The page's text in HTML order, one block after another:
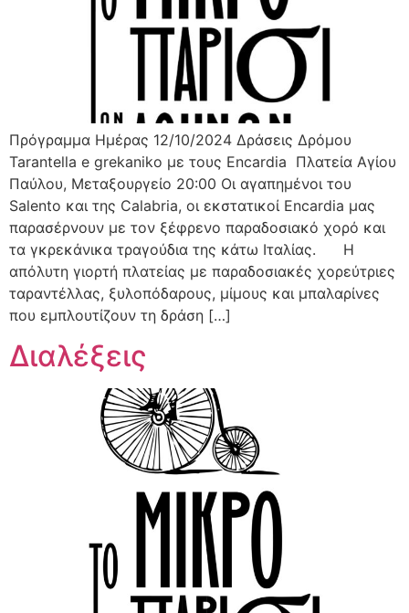
Πρόγραμμα Ημέρας 12/10/2024 Δράσεις Δρόμου
Tarantella e grekaniko με τους Encardia Πλατεία Αγίου
Παύλου, Μεταξουργείο 20:00 Oι αγαπημένοι του
Salento και της Calabria, οι εκστατικοί Encardia μας
παρασέρνουν με τον ξέφρενο παραδοσιακό χορό και
τα γκρεκάνικα τραγούδια της κάτω Ιταλίας. Η
απόλυτη γιορτή πλατείας με παραδοσιακές χορεύτριες
ταραντέλλας, ξυλοπόδαρους, μίμους και μπαλαρίνες
που εμπλουτίζουν τη δράση […]
Διαλέξεις